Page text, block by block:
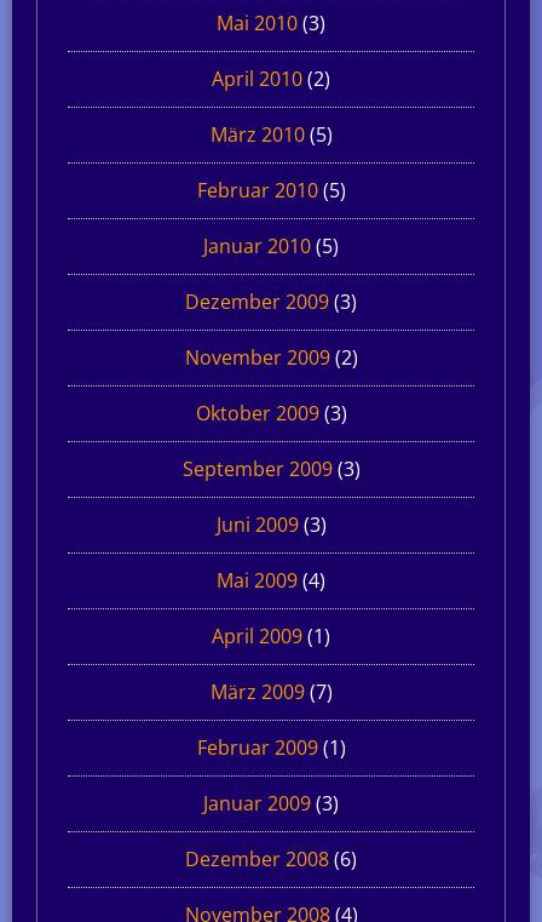
Mai 2010(3)
April 2010(2)
März 2010(5)
Februar 2010(5)
Januar 2010(5)
Dezember 2009(3)
November 2009(2)
Oktober 2009(3)
September 2009(3)
Juni 2009(3)
Mai 2009(4)
April 2009(1)
März 2009(7)
Februar 2009(1)
Januar 2009(3)
Dezember 2008(6)
November 2008(4)